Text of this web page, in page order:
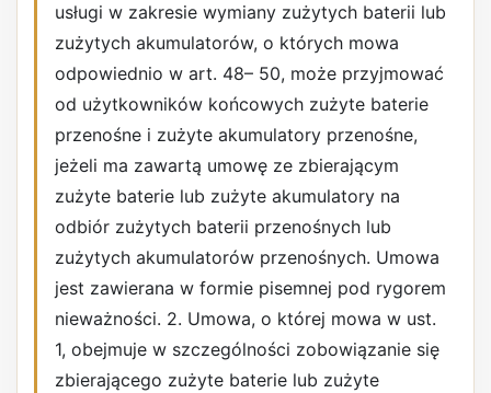
usługi w zakresie wymiany zużytych baterii lub
zużytych akumulatorów, o których mowa
odpowiednio w art. 48– 50, może przyjmować
od użytkowników końcowych zużyte baterie
przenośne i zużyte akumulatory przenośne,
jeżeli ma zawartą umowę ze zbierającym
zużyte baterie lub zużyte akumulatory na
odbiór zużytych baterii przenośnych lub
zużytych akumulatorów przenośnych. Umowa
jest zawierana w formie pisemnej pod rygorem
nieważności. 2. Umowa, o której mowa w ust.
1, obejmuje w szczególności zobowiązanie się
zbierającego zużyte baterie lub zużyte